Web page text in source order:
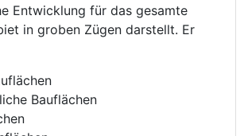
Entwicklung für das gesamte
in groben Zügen darstellt. Er
Bauflächen